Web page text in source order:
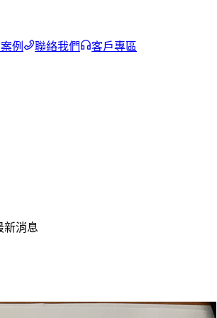
例 聯絡我們 客戶專區
新消息